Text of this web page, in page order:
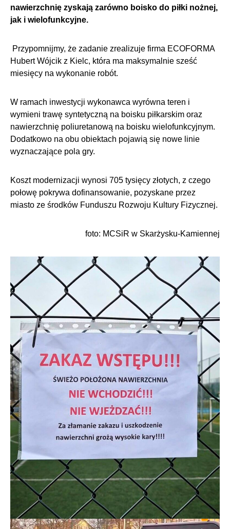
nawierzchnię zyskają zarówno boisko do piłki nożnej,
jak i wielofunkcyjne.
Przypomnijmy, że zadanie zrealizuje firma ECOFORMA
Hubert Wójcik z Kielc, która ma maksymalnie sześć
miesięcy na wykonanie robót.
W ramach inwestycji wykonawca wyrówna teren i
wymieni trawę syntetyczną na boisku piłkarskim oraz
nawierzchnię poliuretanową na boisku wielofunkcyjnym.
Dodatkowo na obu obiektach pojawią się nowe linie
wyznaczające pola gry.
Koszt modernizacji wynosi 705 tysięcy złotych, z czego
połowę pokrywa dofinansowanie, pozyskane przez
miasto ze środków Funduszu Rozwoju Kultury Fizycznej.
foto: MCSiR w Skarżysku-Kamiennej